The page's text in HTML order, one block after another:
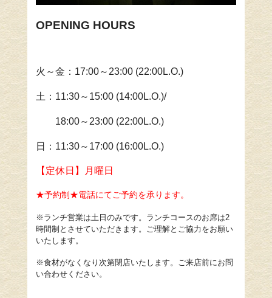
OPENING HOURS
火～金： 17:00～ 23:00 (22:00L.O.)
土： 11:30～ 15:00 (14:00L.O.)/
18:00～23:00 (22:00L.O.)
日： 11:30～ 17:00 (16:00L.O.)
【定休日】月曜日
★予約制★電話にてご予約を承ります。
※ランチ営業は土日のみです。 ランチコースのお席は2
時間制とさせていただきます。ご理解とご協力をお願い
いたします。
※食材がなくなり次第閉店いたします。ご来店前にお問
い合わせください。